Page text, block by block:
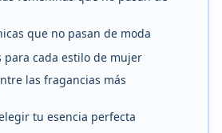
que no pasan de moda
para cada estilo de mujer
las fragancias más
tu esencia perfecta